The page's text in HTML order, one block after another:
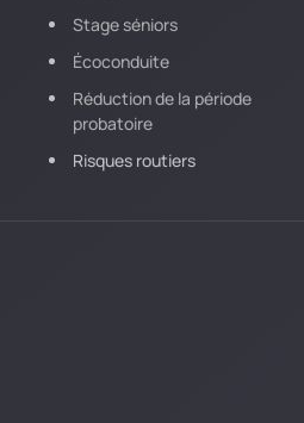
Stage séniors
Écoconduite
Réduction de la période
probatoire
Risques routiers